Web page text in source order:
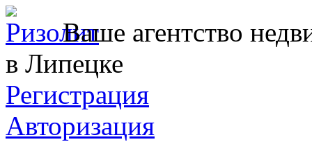
Ваше агентство
в Липецке
Регистрация
Авторизация